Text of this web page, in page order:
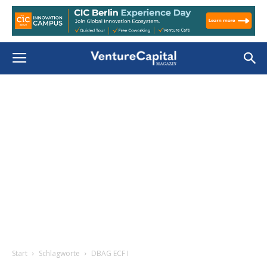
Start Schlagworte DBAG ECF I